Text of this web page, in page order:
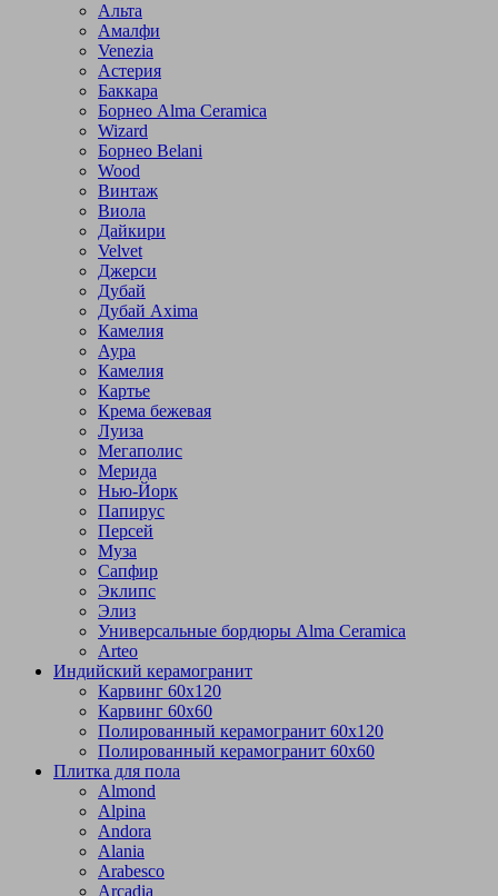
Альта
Амалфи
Venezia
Астерия
Баккара
Борнео Alma Ceramica
Wizard
Борнео Belani
Wood
Винтаж
Виола
Дайкири
Velvet
Джерси
Дубай
Дубай Axima
Камелия
Аура
Камелия
Картье
Крема бежевая
Луиза
Мегаполис
Мерида
Нью-Йорк
Папирус
Персей
Муза
Сапфир
Эклипс
Элиз
Универсальные бордюры Alma Ceramica
Arteo
Индийский керамогранит
Карвинг 60х120
Карвинг 60х60
Полированный керамогранит 60х120
Полированный керамогранит 60х60
Плитка для пола
Almond
Alpina
Andora
Alania
Arabesco
Arcadia